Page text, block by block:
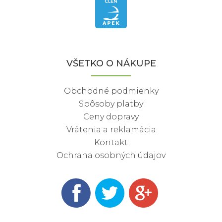
VŠETKO O NÁKUPE
Obchodné podmienky
Spôsoby platby
Ceny dopravy
Vrátenia a reklamácia
Kontakt
Ochrana osobných údajov